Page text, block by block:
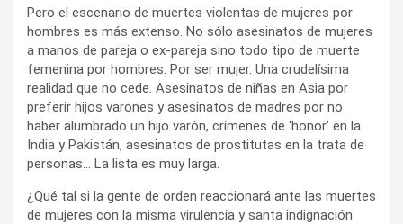
Pero el escenario de muertes violentas de mujeres por
hombres es más extenso. No sólo asesinatos de mujeres
a manos de pareja o ex-pareja sino todo tipo de muerte
femenina por hombres. Por ser mujer. Una crudelísima
realidad que no cede. Asesinatos de niñas en Asia por
preferir hijos varones y asesinatos de madres por no
haber alumbrado un hijo varón, crímenes de ‘honor’ en la
India y Pakistán, asesinatos de prostitutas en la trata de
personas… La lista es muy larga.
¿Qué tal si la gente de orden reaccionará ante las muertes
de mujeres con la misma virulencia y santa indignación